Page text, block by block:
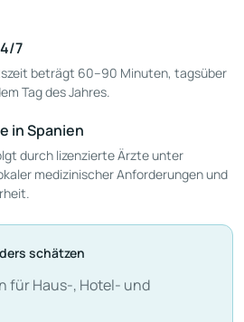
7
beträgt 60–90 Minuten, tagsüber
Tag des Jahres.
in Spanien
durch lizenzierte Ärzte unter
medizinischer Anforderungen und
schätzen
für Haus-, Hotel- und